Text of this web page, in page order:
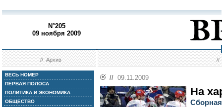
N°205
09 ноября 2009
//Архив //
ВЕСЬ НОМЕР
ПЕРВАЯ ПОЛОСА
ПОЛИТИКА И ЭКОНОМИКА
ОБЩЕСТВО
// 09.11.2009
На